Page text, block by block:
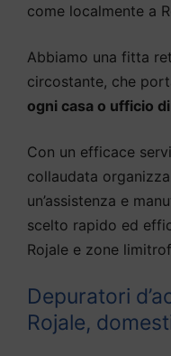
come localmente a
Abbiamo una fitta
circostante, che
ogni casa o ufficio
Con un efficace
collaudata
un’assistenza e
scelto rapido ed
Rojale e zone
Depuratori
Rojale,